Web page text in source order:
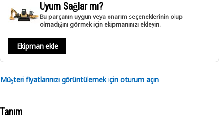
Uyum Sağlar mı?
Bu parçanın uygun veya onarım seçeneklerinin olup
olmadığını görmek için ekipmanınızı ekleyin.
Ekipman ekle
Müşteri fiyatlarınızı görüntülemek için oturum açın
Tanım